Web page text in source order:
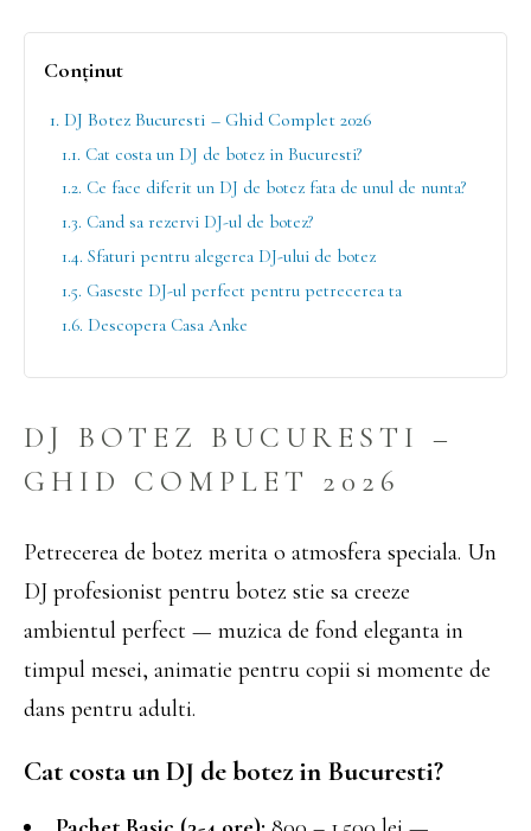
Conținut
1. DJ Botez Bucuresti – Ghid Complet 2026
1.1. Cat costa un DJ de botez in Bucuresti?
1.2. Ce face diferit un DJ de botez fata de unul de nunta?
1.3. Cand sa rezervi DJ-ul de botez?
1.4. Sfaturi pentru alegerea DJ-ului de botez
1.5. Gaseste DJ-ul perfect pentru petrecerea ta
1.6. Descopera Casa Anke
DJ BOTEZ BUCURESTI –
GHID COMPLET 2026
Petrecerea de botez merita o atmosfera speciala. Un
DJ profesionist pentru botez stie sa creeze
ambientul perfect — muzica de fond eleganta in
timpul mesei, animatie pentru copii si momente de
dans pentru adulti.
Cat costa un DJ de botez in Bucuresti?